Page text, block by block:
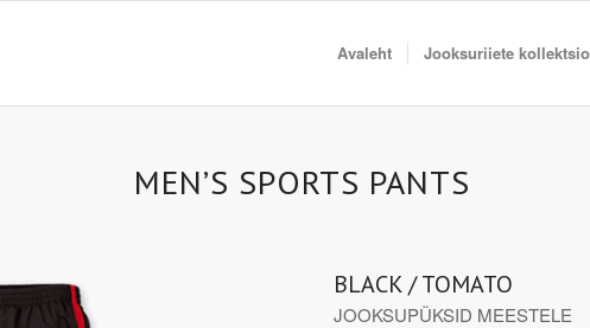
Avaleht Jooksuriiete
MEN’S SPORTS PANTS
BLACK / TOMATO
JOOKSUPÜKSID MEESTELE